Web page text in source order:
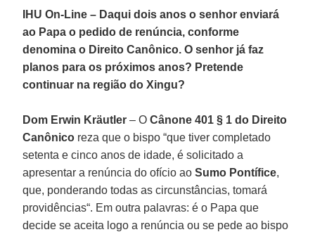
IHU On-Line – Daqui dois anos o senhor enviará
ao Papa o pedido de renúncia, conforme
denomina o Direito Canônico. O senhor já faz
planos para os próximos anos? Pretende
continuar na região do Xingu?
Dom Erwin Kräutler – OCânone 401 § 1 do Direito
Canônico reza que o bispo “que tiver completado
setenta e cinco anos de idade, é solicitado a
apresentar a renúncia do ofício aoSumo Pontífice,
que, ponderando todas as circunstâncias, tomará
providências“. Em outra palavras: é o Papa que
decide se aceita logo a renúncia ou se pede ao bispo